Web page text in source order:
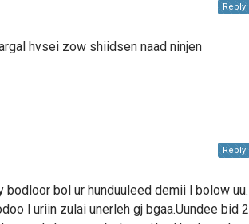
hvsei zow shiidsen naad ninjen
Reply
bol ur hunduuleed demii l bolow uu.
l uriin zulai unerleh gj bgaa.Uundee bid 2
Reply